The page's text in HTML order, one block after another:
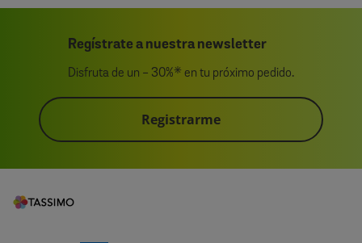
Regístrate a nuestra newsletter
Disfruta de un - 30%* en tu próximo pedido.
Registrarme